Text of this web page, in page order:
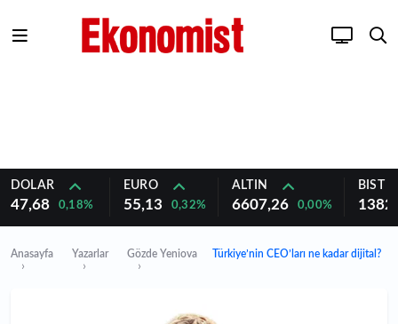
DOLAR
47,68 0,18%
EURO
55,13 0,32%
ALTIN
6607,26 0,00%
BIST
Anasayfa Yazarlar Gözde Yeniova Türkiye’nin CEO’ları ne kadar dijital?